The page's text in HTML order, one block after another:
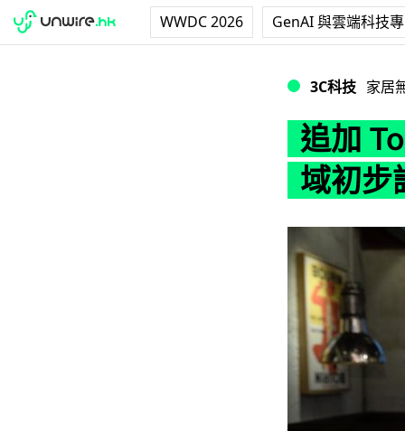
WWDC 2026 GenAI 與雲端科技
3C科技 家居
追加
域初步